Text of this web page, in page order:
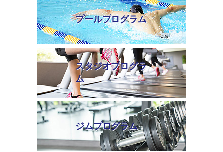
プールプログラム
スタジオプログラ
ム
ジムプログラム